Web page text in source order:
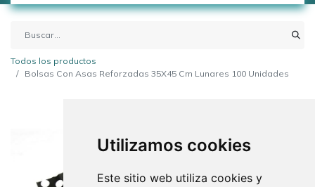
Utilizamos cookies
Este sitio web utiliza cookies y
Todos los productos
Bolsas Con Asas Reforzadas 35X45 Cm Lunares 100 Unidades